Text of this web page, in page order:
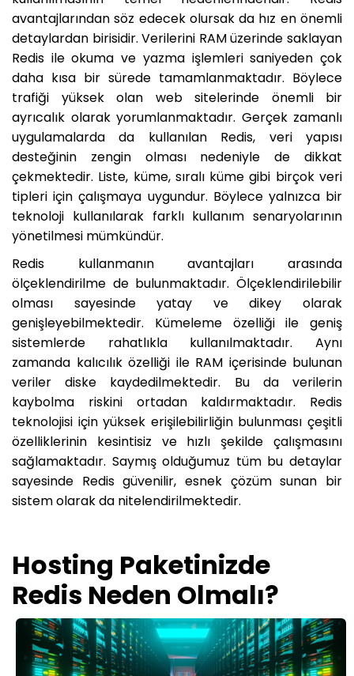
avantajlarından söz edecek olursak da hız en önemli
detaylardan birisidir. Verilerini RAM üzerinde saklayan
Redis ile okuma ve yazma işlemleri saniyeden çok
daha kısa bir sürede tamamlanmaktadır. Böylece
trafiği yüksek olan web sitelerinde önemli bir
ayrıcalık olarak yorumlanmaktadır. Gerçek zamanlı
uygulamalarda da kullanılan Redis, veri yapısı
desteğinin zengin olması nedeniyle de dikkat
çekmektedir. Liste, küme, sıralı küme gibi birçok veri
tipleri için çalışmaya uygundur. Böylece yalnızca bir
teknoloji kullanılarak farklı kullanım senaryolarının
yönetilmesi mümkündür.
Redis kullanmanın avantajları arasında
ölçeklendirilme de bulunmaktadır. Ölçeklendirilebilir
olması sayesinde yatay ve dikey olarak
genişleyebilmektedir. Kümeleme özelliği ile geniş
sistemlerde rahatlıkla kullanılmaktadır. Aynı
zamanda kalıcılık özelliği ile RAM içerisinde bulunan
veriler diske kaydedilmektedir. Bu da verilerin
kaybolma riskini ortadan kaldırmaktadır. Redis
teknolojisi için yüksek erişilebilirliğin bulunması çeşitli
özelliklerinin kesintisiz ve hızlı şekilde çalışmasını
sağlamaktadır. Saymış olduğumuz tüm bu detaylar
sayesinde Redis güvenilir, esnek çözüm sunan bir
sistem olarak da nitelendirilmektedir.
Hosting Paketinizde
Redis Neden Olmalı?